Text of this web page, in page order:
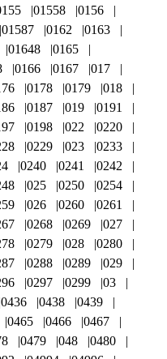
01558
0156
01587 0162
0163
01648
0165
0166 0167
017
0178 0179
018
0187 019
0191
0198 022
0220
0229 023
0233
0240 0241
0242
025 0250
0254
026 0260
0261
0268 0269
027
0279 028
0280
0288 0289
029
0297 0299
03
0436 0438
0439
0465 0466
0467
0479 048
0480